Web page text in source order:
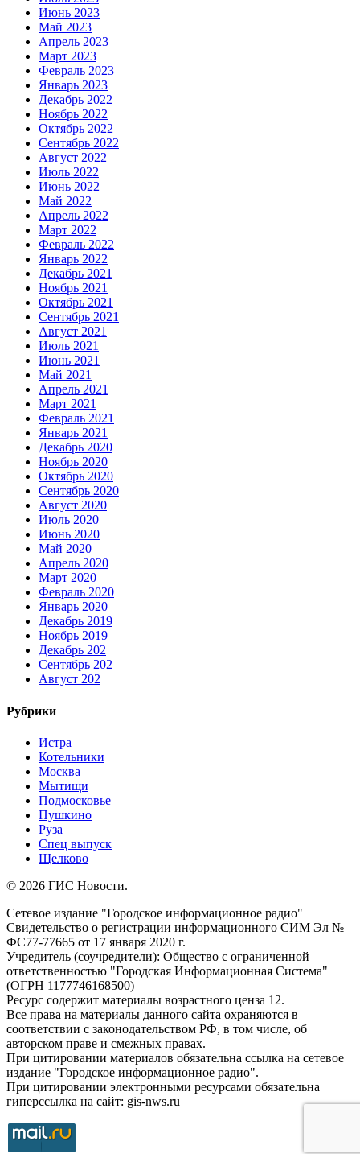
Июнь 2023
Май 2023
Апрель 2023
Март 2023
Февраль 2023
Январь 2023
Декабрь 2022
Ноябрь 2022
Октябрь 2022
Сентябрь 2022
Август 2022
Июль 2022
Июнь 2022
Май 2022
Апрель 2022
Март 2022
Февраль 2022
Январь 2022
Декабрь 2021
Ноябрь 2021
Октябрь 2021
Сентябрь 2021
Август 2021
Июль 2021
Июнь 2021
Май 2021
Апрель 2021
Март 2021
Февраль 2021
Январь 2021
Декабрь 2020
Ноябрь 2020
Октябрь 2020
Сентябрь 2020
Август 2020
Июль 2020
Июнь 2020
Май 2020
Апрель 2020
Март 2020
Февраль 2020
Январь 2020
Декабрь 2019
Ноябрь 2019
Декабрь 202
Сентябрь 202
Август 202
Рубрики
Истра
Котельники
Москва
Мытищи
Подмосковье
Пушкино
Руза
Спец выпуск
Щелково
© 2026 ГИС Новости.
Сетевое издание "Городское информационное радио"
Свидетельство о регистрации информационного СИМ Эл №
ФС77-77665 от 17 января 2020 г.
Учредитель (соучредители): Общество с ограниченной
ответственностью "Городская Информационная Система"
(ОГРН 1177746168500)
Ресурс содержит материалы возрастного ценза 12.
Все права на материалы данного сайта охраняются в
соответствии с законодательством РФ, в том числе, об
авторском праве и смежных правах.
При цитировании материалов обязательна ссылка на сетевое
издание "Городское информационное радио".
При цитировании электронными ресурсами обязательна
гиперссылка на сайт: gis-nws.ru